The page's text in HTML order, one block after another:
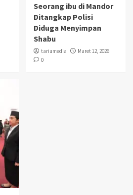
Seorang ibu di Mandor
Ditangkap Polisi
Diduga Menyimpan
Shabu
tariumedia
Maret 12, 2026
0